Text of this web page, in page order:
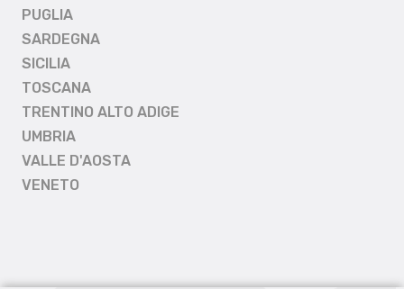
PUGLIA
SARDEGNA
SICILIA
TOSCANA
TRENTINO ALTO ADIGE
UMBRIA
VALLE D'AOSTA
VENETO